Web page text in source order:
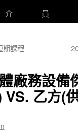
介
員
期課程
廠務設備
乙方(